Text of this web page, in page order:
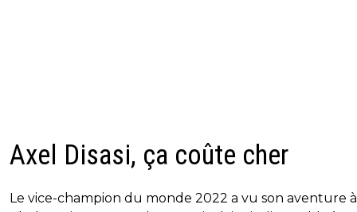
Axel Disasi, ça coûte cher
Le vice-champion du monde 2022 a vu son aventure à